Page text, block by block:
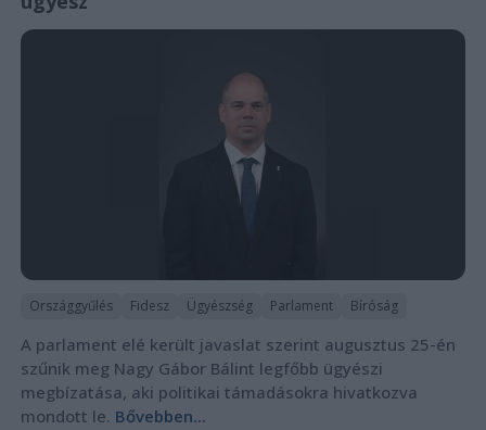
Országgyűlés Fidesz Ügyészség Parlament Bíróság
A parlament elé került javaslat szerint augusztus 25-én
szűnik meg Nagy Gábor Bálint legfőbb ügyészi
megbízatása, aki politikai támadásokra hivatkozva
mondott le. Bővebben...